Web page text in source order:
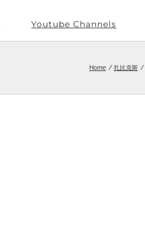
Youtube Channels
Home 扎比克斯